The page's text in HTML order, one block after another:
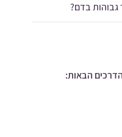
גבוהות בדם?
הבאות: